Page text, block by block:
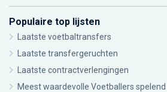
Populaire top lijsten
Laatste voetbaltransfers
Laatste transfergeruchten
Laatste contractverlengingen
Meest waardevolle Voetballers